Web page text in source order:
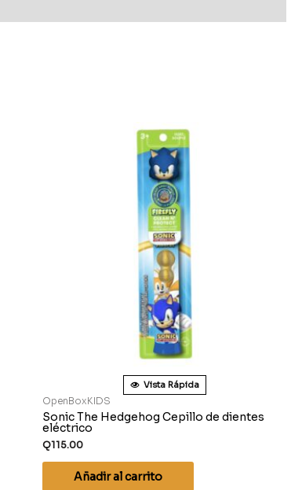
Vista Rápida
OpenBoxKIDS
Sonic The Hedgehog Cepillo de dientes
eléctrico
Q115.00
Añadir al carrito